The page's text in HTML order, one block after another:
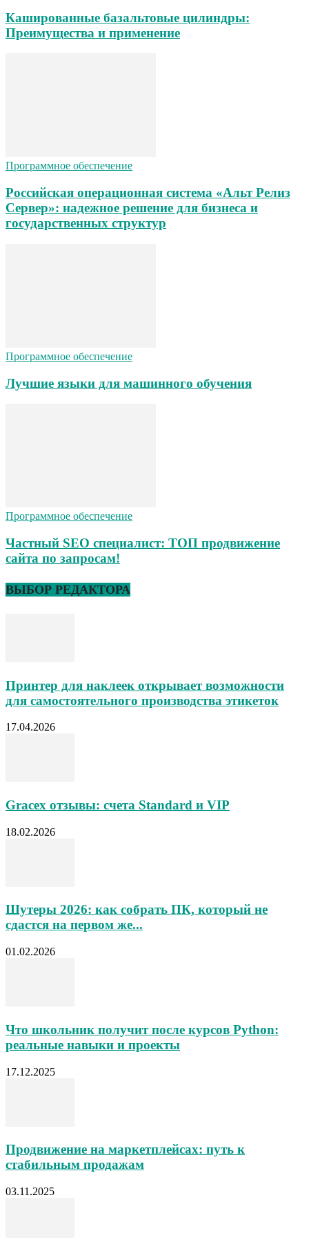
Кашированные базальтовые цилиндры:
Преимущества и применение
Программное обеспечение
Российская операционная система «Альт Релиз
Сервер»: надежное решение для бизнеса и
государственных структур
Программное обеспечение
Лучшие языки для машинного обучения
Программное обеспечение
Частный SEO специалист: ТОП продвижение
сайта по запросам!
ВЫБОР РЕДАКТОРА
Принтер для наклеек открывает возможности
для самостоятельного производства этикеток
17.04.2026
Gracex отзывы: счета Standard и VIP
18.02.2026
Шутеры 2026: как собрать ПК, который не
сдастся на первом же...
01.02.2026
Что школьник получит после курсов Python:
реальные навыки и проекты
17.12.2025
Продвижение на маркетплейсах: путь к
стабильным продажам
03.11.2025